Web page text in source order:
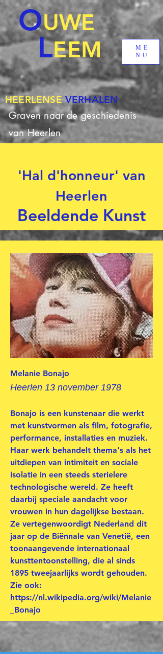
OUWE
ME
NU
Graven naar de geschiedenis
van Heerlen
LEEM
HEERLENSE VERHALEN
'Hal d'honneur' van
Heerlen
Beeldende Kunst
Melanie Bonajo
Heerlen 13 november 1978
Bonajo is een kunstenaar die werkt
met kunstvormen als film, fotografie,
performance, installaties en muziek.
Haar werk behandelt thema's als het
uitdiepen van intimiteit en sociale
isolatie in een steeds sterielere
technologische wereld. Ze heeft
daarbij speciale aandacht voor
vrouwen in hun dagelijkse bestaan.
Ze vertegenwoordigt Nederland dit
jaar op de Biënnale van Venetië, een
toonaangevende internationaal
kunsttentoonstelling, die al sinds
1895 tweejaarlijks wordt gehouden.
Zie ook:
https://nl.wikipedia.org/wiki/Melanie
_Bonajo